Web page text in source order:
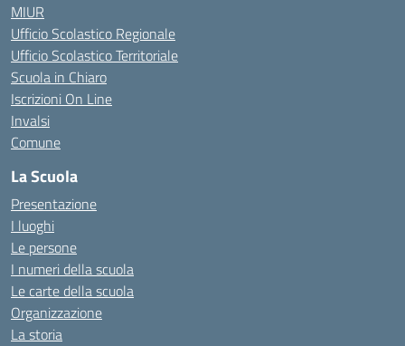
MIUR
Ufficio Scolastico Regionale
Ufficio Scolastico Territoriale
Scuola in Chiaro
Iscrizioni On Line
Invalsi
Comune
La Scuola
Presentazione
I luoghi
Le persone
I numeri della scuola
Le carte della scuola
Organizzazione
La storia